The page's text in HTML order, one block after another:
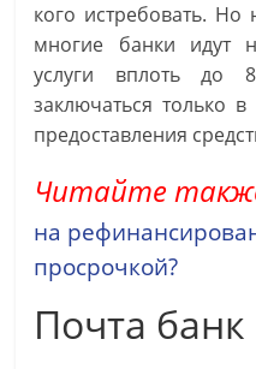
кого истребовать. Но
многие банки идут
услуги вплоть до
заключаться только
предоставления
Читайте
на
просрочкой?
Почта банк